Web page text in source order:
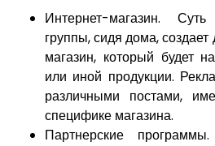
Интернет-магазин.
группы, сидя дома,
магазин, который будет
или иной продукции.
различными постами,
специфике магазина.
Партнерские